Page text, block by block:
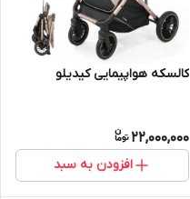
کالسکه هواپیمایی کیدیلو
22,000,000
افزودن به سبد